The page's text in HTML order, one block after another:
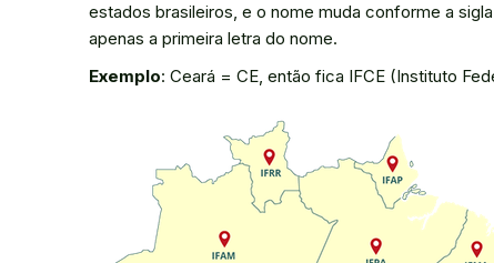
estados brasileiros, e o nome muda conforme a
apenas a primeira letra do nome.
Exemplo: Ceará = CE, então fica IFCE (Instituto